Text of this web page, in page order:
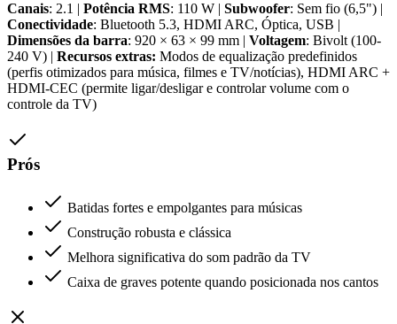
Canais: 2.1 | Potência RMS: 110 W | Subwoofer: Sem fio (6,5") |
Conectividade: Bluetooth 5.3, HDMI ARC, Óptica, USB |
Dimensões da barra: 920 × 63 × 99 mm | Voltagem: Bivolt (100-
240 V) | Recursos extras: Modos de equalização predefinidos
(perfis otimizados para música, filmes e TV/notícias), HDMI ARC +
HDMI-CEC (permite ligar/desligar e controlar volume com o
controle da TV)
Prós
Batidas fortes e empolgantes para músicas
Construção robusta e clássica
Melhora significativa do som padrão da TV
Caixa de graves potente quando posicionada nos cantos